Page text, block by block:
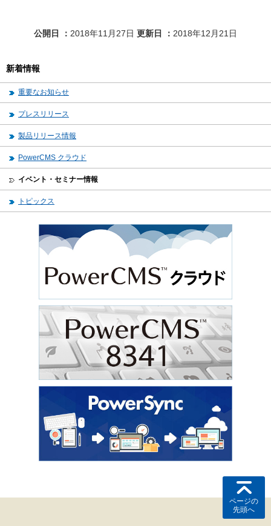
公開日 2018年11月27日 更新日 2018年12月21日
新着情報
重要なお知らせ
プレスリリース
製品リリース情報
PowerCMS クラウド
イベント・セミナー情報
トピックス
ページの
先頭へ